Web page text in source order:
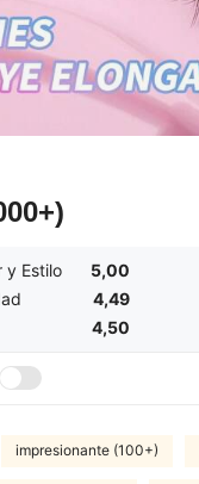
y Estilo
5,00
4,49
4,50
impresionante (100+)